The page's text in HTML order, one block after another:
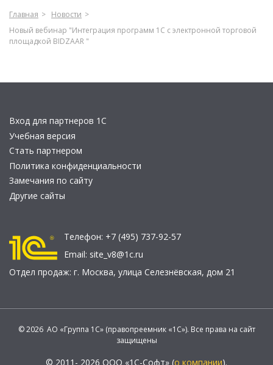
Главная
Новости
Новый вебинар "Интеграция программ 1С с электронной торговой
площадкой BIDZAAR "
Вход для партнеров 1С
Учебная версия
Стать партнером
Политика конфиденциальности
Замечания по сайту
Другие сайты
Телефон: +7 (495) 737-92-57
Email: site_v8@1c.ru
Отдел продаж: г. Москва, улица Селезнёвская, дом 21
© 2026 АО «Группа 1С» (правопреемник «1С»). Все права на сайт
защищены
© 2011- 2026 ООО «1С-Софт» (о компании).